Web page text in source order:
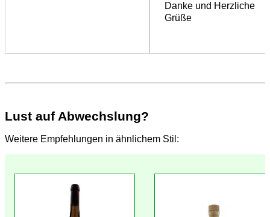
Danke und Herzliche
Grüße
Lust auf Abwechslung?
Weitere Empfehlungen in ähnlichem Stil: